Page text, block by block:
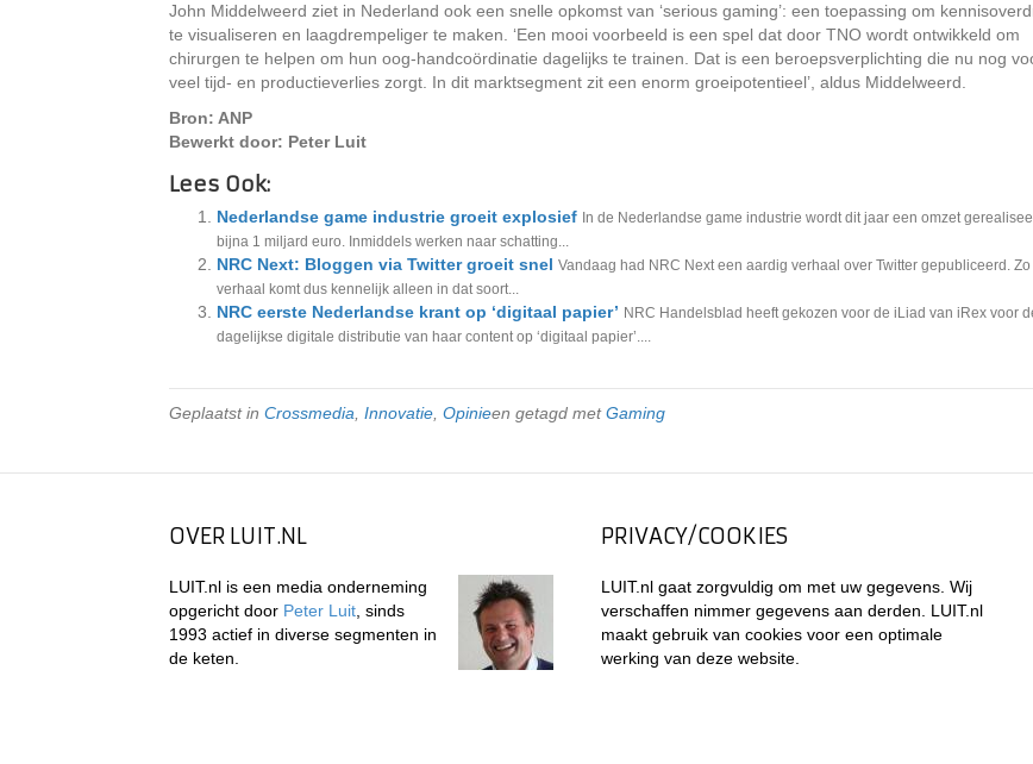
John Middelweerd ziet in Nederland ook een snelle opkomst van ‘serious gaming’: een toepassing om
te visualiseren en laagdrempeliger te maken. ‘Een mooi voorbeeld is een spel dat door TNO wordt ontwikkeld om
chirurgen te helpen om hun oog-handcoördinatie dagelijks te trainen. Dat is een beroepsverplichting die nu nog
veel tijd- en productieverlies zorgt. In dit marktsegment zit een enorm groeipotentieel’, aldus Middelweerd.
Bron: ANP
Bewerkt door: Peter Luit
Lees Ook:
Nederlandse game industrie groeit explosief In de Nederlandse game industrie wordt dit jaar een omzet
bijna 1 miljard euro. Inmiddels werken naar schatting...
NRC Next: Bloggen via Twitter groeit snel Vandaag had NRC Next een aardig verhaal over Twitter gepubliceerd. Zo
verhaal komt dus kennelijk alleen in dat soort...
NRC eerste Nederlandse krant op ‘digitaal papier’ NRC Handelsblad heeft gekozen voor de iLiad van iRex voor
dagelijkse digitale distributie van haar content op ‘digitaal papier’....
Geplaatst in Crossmedia Innovatie Opinieen getagd metGaming
OVER LUIT.NL
LUIT.nl is een media onderneming
opgericht door Peter Luit , sinds
1993 actief in diverse segmenten in
de keten.
PRIVACY/COOKIES
LUIT.nl gaat zorgvuldig om met uw gegevens. Wij
verschaffen nimmer gegevens aan derden. LUIT.nl
maakt gebruik van cookies voor een optimale
werking van deze website.